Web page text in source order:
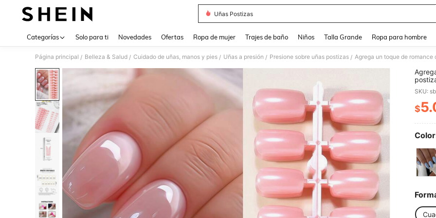
Uñas Postizas
Categorías Solo para ti Novedades Ofertas Ropa de mujer Trajes de baño Niños Talla Grande Ropa para hombre
Página principal / Belleza & Salud / Cuidado de uñas, manos y pies / Uñas a presión / Presione sobre uñas postizas /
Uñas
SKU:
$